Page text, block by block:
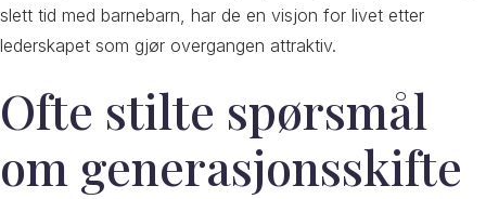
slett tid med barnebarn, har de en visjon for livet etter
lederskapet som gjør overgangen attraktiv.
Ofte stilte spørsmål
om generasjonsskifte